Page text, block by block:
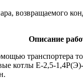
возвращаемого
Описание
транспортера
котлы Е-2,5-